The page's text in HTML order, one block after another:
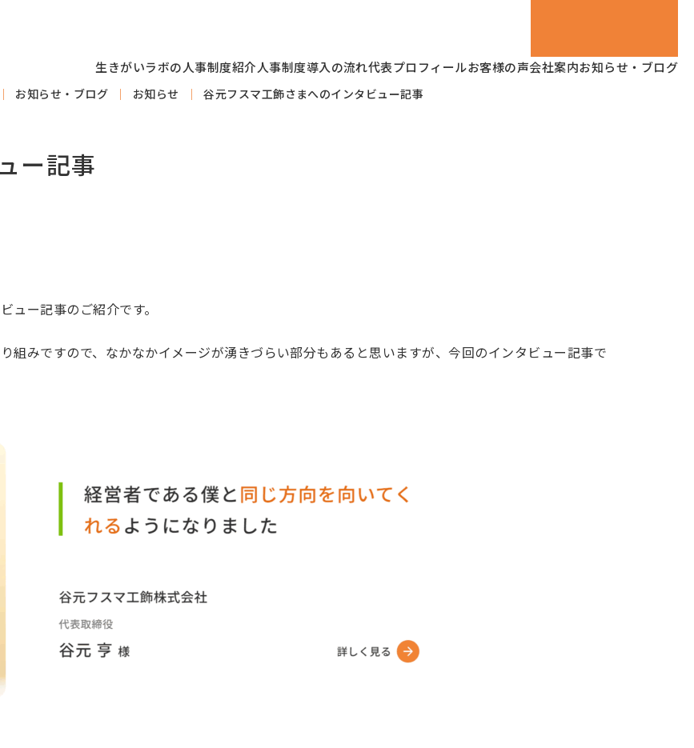
生きがいラボの人事制度紹介人事制度導入の流れ代表プロフィールお客様の声会社案内お知らせ・ブログ
お知らせ・ブログ お知らせ 谷元フスマ工飾さまへのインタビュー記事
ー記事
ュー記事のご紹介です。
組みですので、なかなかイメージが湧きづらい部分もあると思いますが、今回のインタビュー記事で